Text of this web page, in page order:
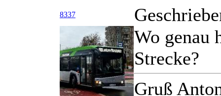
8337
Wo genau
Strecke?
Gruß